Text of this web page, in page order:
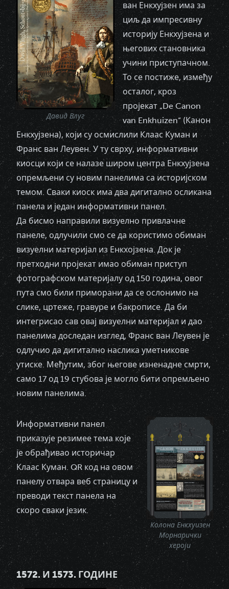
Давид Влуг
ван Енкхујзен има за
циљ да импресивну
историју Енкхујзена и
његових становника
учини приступачном.
То се постиже, између
осталог, кроз
пројекат „De Canon
van Enkhuizen“ (Канон
Енкхујзена), који су осмислили Клаас Куман и
Франс ван Леувен. У ту сврху, информативни
киосци који се налазе широм центра Енкхујзена
опремљени су новим панелима са историјском
темом. Сваки киоск има два дигитално осликана
панела и један информативни панел.
Да бисмо направили визуелно привлачне
панеле, одлучили смо се да користимо обиман
визуелни материјал из Енкхојзена. Док је
претходни пројекат имао обиман приступ
фотографском материјалу од 150 година, овог
пута смо били приморани да се ослонимо на
слике, цртеже, гравуре и бакрописе. Да би
интегрисао сав овај визуелни материјал и дао
панелима доследан изглед, Франс ван Леувен је
одлучио да дигитално наслика уметникове
утиске. Међутим, због његове изненадне смрти,
само 17 од 19 стубова је могло бити опремљено
новим панелима.
Колона Енкхуизен
Морнарички
хероји
Информативни панел
приказује резимее тема које
је обрађивао историчар
Клаас Куман. QR код на овом
панелу отвара веб страницу и
преводи текст панела на
скоро сваки језик.
1572. И 1573. ГОДИНЕ